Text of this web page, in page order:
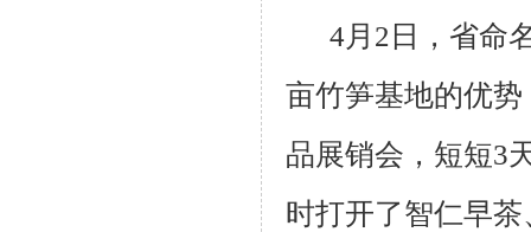
4月 2 日，省命
亩竹笋基地的优
品展销会，短短3
时打开了智仁早